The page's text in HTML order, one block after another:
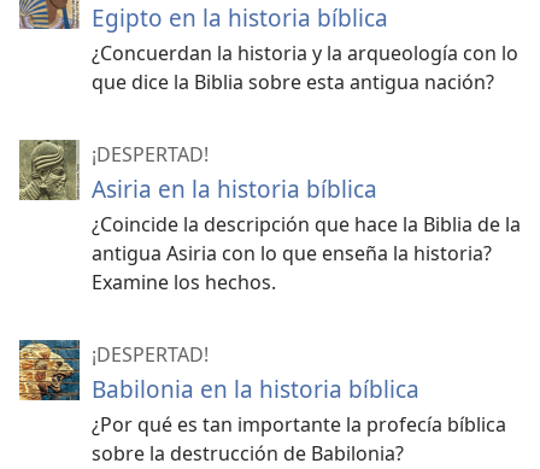
Egipto en la historia bíblica
¿Concuerdan la historia y la arqueología con lo
que dice la Biblia sobre esta antigua nación?
¡DESPERTAD!
Asiria en la historia bíblica
¿Coincide la descripción que hace la Biblia de la
antigua Asiria con lo que enseña la historia?
Examine los hechos.
¡DESPERTAD!
Babilonia en la historia bíblica
¿Por qué es tan importante la profecía bíblica
sobre la destrucción de Babilonia?